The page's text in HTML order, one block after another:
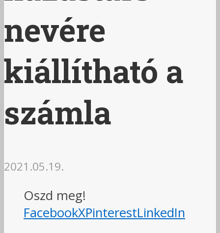
nevére
kiállítható a
számla
2021.05.19.
Oszd meg!
FacebookXPinterestLinkedIn